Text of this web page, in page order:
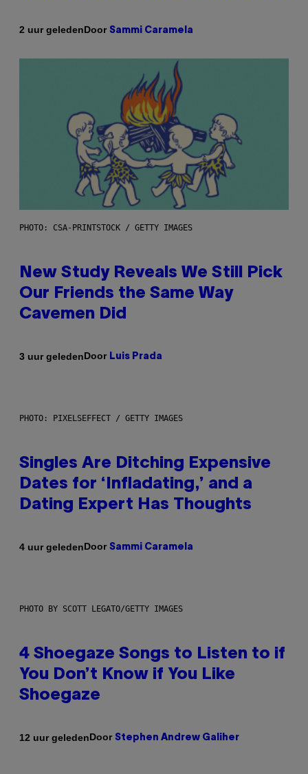
2 uur geledenDoor Sammi Caramela
PHOTO: CSA-PRINTSTOCK / GETTY IMAGES
New Study Reveals We Still Pick
Our Friends the Same Way
Cavemen Did
3 uur geledenDoor Luis Prada
PHOTO: PIXELSEFFECT / GETTY IMAGES
Singles Are Ditching Expensive
Dates for ‘Infladating,’ and a
Dating Expert Has Thoughts
4 uur geledenDoor Sammi Caramela
PHOTO BY SCOTT LEGATO/GETTY IMAGES
4 Shoegaze Songs to Listen to if
You Don’t Know if You Like
Shoegaze
12 uur geledenDoor Stephen Andrew Galiher